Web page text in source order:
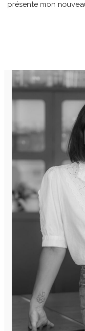
présente mon